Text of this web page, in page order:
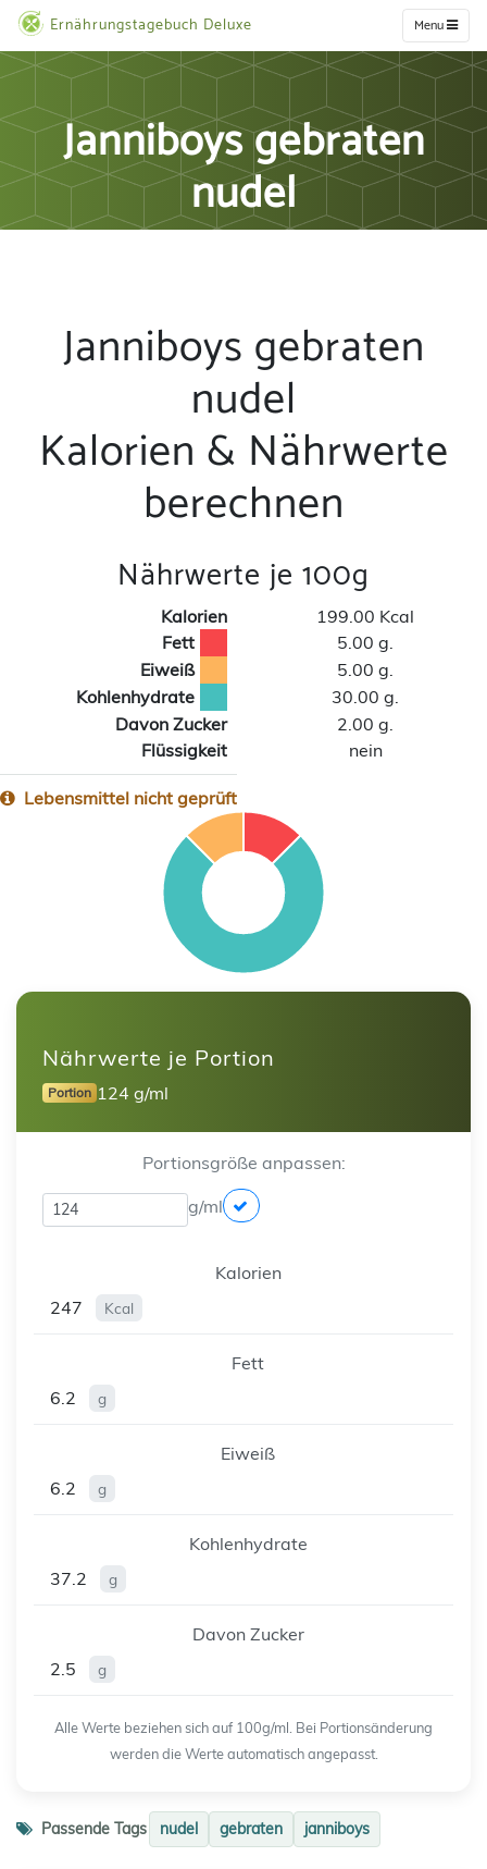
Ernährungstagebuch Deluxe Menu
Janniboys gebraten
nudel
Janniboys gebraten
nudel
Kalorien & Nährwerte
berechnen
Nährwerte je 100g
Kalorien
199.00 Kcal
Fett
5.00 g.
Eiweiß
5.00 g.
Kohlenhydrate
30.00 g.
Davon Zucker
2.00 g.
Flüssigkeit
nein
Lebensmittel nicht geprüft
Nährwerte je Portion
Portion 124 g/ml
Portionsgröße anpassen:
g/ml
Kalorien
247
Kcal
Fett
6.2
g
Eiweiß
6.2
g
Kohlenhydrate
37.2
g
Davon Zucker
2.5
g
Alle Werte beziehen sich auf 100g/ml. Bei Portionsänderung
werden die Werte automatisch angepasst.
Passende Tags nudel gebraten janniboys